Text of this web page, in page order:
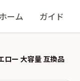
ホーム ガイド
ロー 大容量 互換品